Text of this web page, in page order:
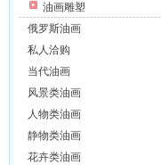
油画雕塑
俄罗斯油画
私人洽购
当代油画
风景类油画
人物类油画
静物类油画
花卉类油画